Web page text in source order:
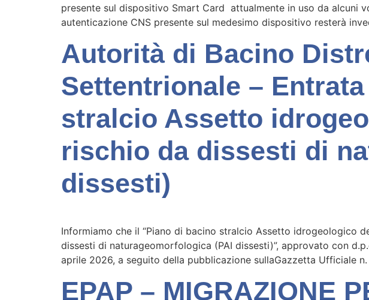
presente sul dispositivo Smart Card attualmente in uso da
autenticazione CNS presente sul medesimo dispositivo resterà
Autorità di Bacino
Settentrionale –
stralcio Assetto
rischio da dissesti di
dissesti)
Informiamo che il “Piano di bacino stralcio Assetto idrogeologico
dissesti di naturageomorfologica (PAI dissesti)”, approvato con
aprile 2026, a seguito della pubblicazione sullaGazzetta Ufficiale
EPAP – MIGRAZIONE